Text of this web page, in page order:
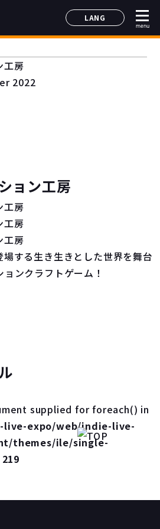
LANG
日本語
menu
2022
ョン工房
する生き生きとした世界を舞台
ンクラフトゲーム！
supplied for foreach() in
live-expo/web/indie-live-
themes/ile/single-
219